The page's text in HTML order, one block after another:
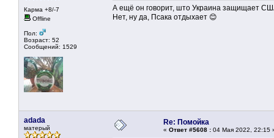
Карма +8/-7
Offline
Пол:
Возраст: 52
Сообщений: 1529
А ещё он говорит, што Украина защищает
Нет, ну да, Псака отдыхает 😊
adada
матерый
Re: Помойка
« Ответ #5608 : 04 Мая 2022, 22:15